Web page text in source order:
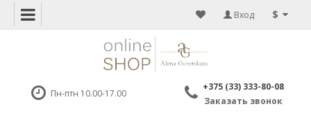
$
Вход
Пн-птн 10.00-17.00
+375 (33) 333-80-08
Заказать звонок